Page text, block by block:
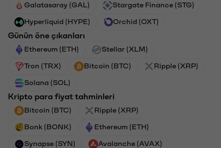
Galatasaray (GAL) Stargate Finance (STG)
Hyperliquid (HYPE) Orchid (OXT)
Günün öne çıkanları
Ethereum (ETH) Stellar (XLM)
Tron (TRX) Bitcoin (BTC) Ripple (XRP)
Solana (SOL)
Kripto para fiyat tahminleri
Bitcoin (BTC) Ripple (XRP)
Bonk (BONK) Ethereum (ETH)
Synapse (SYN) Avalanche (AVAX)